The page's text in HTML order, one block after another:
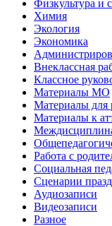
Физкультура и
Химия
Экология
Экономика
Внеклассная
Классное
Материалы МО
Материалы для
Материалы к
Работа с
Социальная
Сценарии
Аудиозаписи
Видеозаписи
Разное